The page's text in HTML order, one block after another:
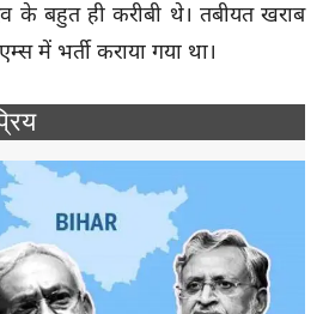
के बहुत ही करीबी थे। तबीयत खराब
में भर्ती कराया गया था।